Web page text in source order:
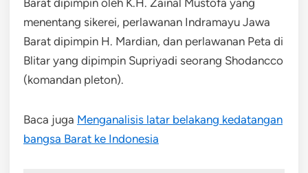
menentang sikerei, perlawanan Indramayu Jawa
Barat dipimpin H. Mardian, dan perlawanan Peta di
Blitar yang dipimpin Supriyadi seorang Shodancco
(komandan pleton).
Baca juga Menganalisis latar belakang kedatangan
bangsa Barat ke Indonesia